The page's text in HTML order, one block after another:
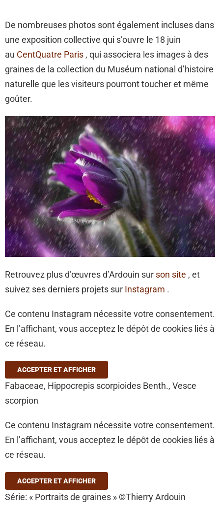
De nombreuses photos sont également incluses dans
une exposition collective qui s’ouvre le 18 juin
au CentQuatre Paris , qui associera les images à des
graines de la collection du Muséum national d’histoire
naturelle que les visiteurs pourront toucher et même
goûter.
Retrouvez plus d’œuvres d’Ardouin sur son site , et
suivez ses derniers projets sur Instagram .
Ce contenu Instagram nécessite votre consentement.
En l’affichant, vous acceptez le dépôt de cookies liés à
ce réseau.
ACCEPTER ET AFFICHER
Fabaceae, Hippocrepis scorpioides Benth., Vesce
scorpion
Ce contenu Instagram nécessite votre consentement.
En l’affichant, vous acceptez le dépôt de cookies liés à
ce réseau.
ACCEPTER ET AFFICHER
Série: « Portraits de graines » ©Thierry Ardouin